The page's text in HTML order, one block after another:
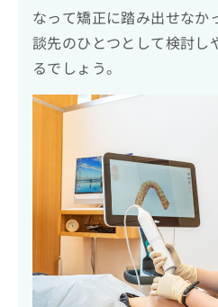
なって矯正に踏み出せなか
談先のひとつとして検討し
るでしょう。